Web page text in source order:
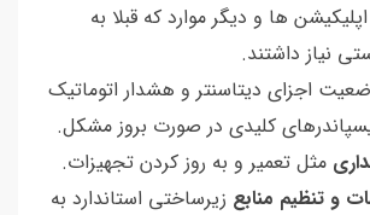
ها و دیگر موارد که قبلا به
نیاز داشتند.
اجزای دیتاسنتر و هشدار اتوماتیک
کلیدی در صورت بروز مشکل.
مثل تعمیر و به روز کردن تجهیزات.
و تنظیم منابع زیرساختی استاندارد به